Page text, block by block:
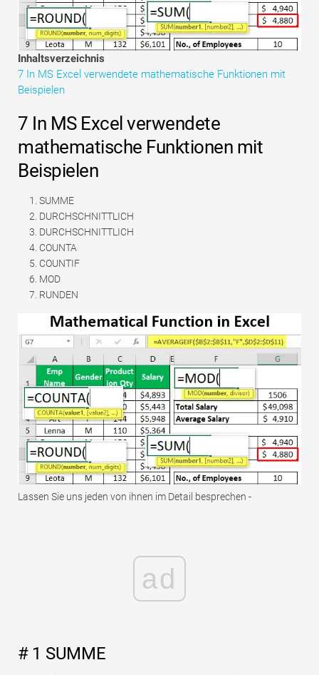
Tutorials zur Finanzmodellierung
Vollständige Form
Risikomanagement-Tutorials
Inhaltsverzeichnis
7 In MS Excel verwendete mathematische Funktionen mit
Beispielen
7 In MS Excel verwendete
mathematische Funktionen mit
Beispielen
SUMME
DURCHSCHNITTLICH
DURCHSCHNITTLICH
COUNTA
COUNTIF
MOD
RUNDEN
Lassen Sie uns jeden von ihnen im Detail besprechen -
ad
# 1 SUMME